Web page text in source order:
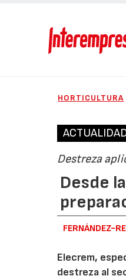
HORTICULTURA
Destreza
Desde
FERNÁNDEZ-
Elecrem,
destreza al